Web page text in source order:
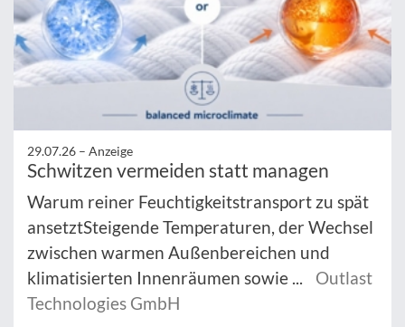
29.07.26 – Anzeige
Schwitzen vermeiden statt managen
Warum reiner Feuchtigkeitstransport zu spät
ansetztSteigende Temperaturen, der Wechsel
zwischen warmen Außenbereichen und
klimatisierten Innenräumen sowie ...
Outlast
Technologies GmbH